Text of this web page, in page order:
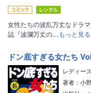
女性たちの波乱万丈なドラ
誌『波瀾万丈の…もっと見る
ドン底すぎる女たち
レディー
著者：小